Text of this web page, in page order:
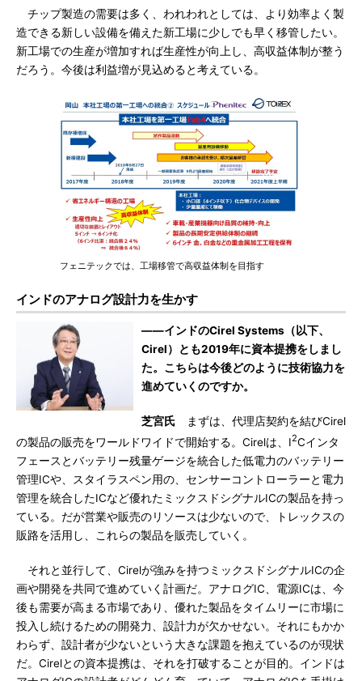
チップ製造の需要は多く、われわれとしては、より効率よく製
造できる新しい設備を備えた新工場に少しでも早く移管したい。
新工場での生産が増加すれば生産性が向上し、高収益体制が整う
だろう。今後は利益増が見込めると考えている。
フェニテックでは、工場移管で高収益体制を目指す
インドのアナログ設計力を生かす
――インドのCirel Systems（以下、
Cirel）とも2019年に資本提携をしまし
た。こちらは今後どのように技術協力を
進めていくのですか。
芝宮氏 まずは、代理店契約を結びCirel
の製品の販売をワールドワイドで開始する。Cirelは、I2Cインタ
フェースとバッテリー残量ゲージを統合した低電力のバッテリー
管理ICや、スタイラスペン用の、センサーコントローラーと電力
管理を統合したICなど優れたミックスドシグナルICの製品を持っ
ている。だが営業や販売のリソースは少ないので、トレックスの
販路を活用し、これらの製品を販売していく。
それと並行して、Cirelが強みを持つミックスドシグナルICの企
画や開発を共同で進めていく計画だ。アナログIC、電源ICは、今
後も需要が高まる市場であり、優れた製品をタイムリーに市場に
投入し続けるための開発力、設計力が欠かせない。それにもかか
わらず、設計者が少ないという大きな課題を抱えているのが現状
だ。Cirelとの資本提携は、それを打破することが目的。インドは